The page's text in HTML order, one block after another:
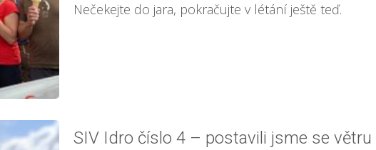
Nečekejte do jara, pokračujte v létání ještě teď.
SIV Idro číslo 4 – postavili jsme se